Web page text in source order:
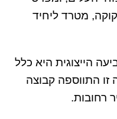
מטרד ליחיד
הייצוגית היא כלל
זו התווספה קבוצה
רחובות.